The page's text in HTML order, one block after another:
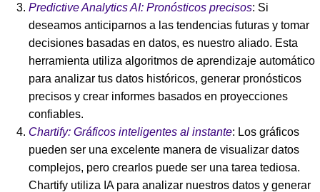
Predictive Analytics AI: Pronósticos precisos: Si
deseamos anticiparnos a las tendencias futuras y tomar
decisiones basadas en datos, es nuestro aliado. Esta
herramienta utiliza algoritmos de aprendizaje automático
para analizar tus datos históricos, generar pronósticos
precisos y crear informes basados en proyecciones
confiables.
Chartify: Gráficos inteligentes al instante: Los gráficos
pueden ser una excelente manera de visualizar datos
complejos, pero crearlos puede ser una tarea tediosa.
Chartify utiliza IA para analizar nuestros datos y generar